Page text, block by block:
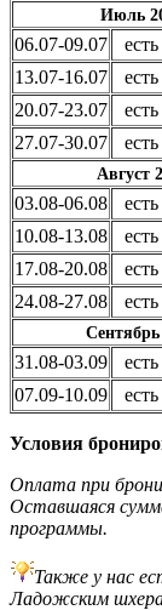
Июль
06.07-09.07 есть
13.07-16.07
есть
20.07-23.07
есть
27.07-30.07
есть
Август
03.08-06.08 есть
10.08-13.08
есть
17.08-20.08
есть
24.08-27.08
есть
Сентябрь
31.08-03.09 есть
07.09-10.09
есть
Условия
Оплата при
Оставшаяся
программы.
Также у нас
Ладожским